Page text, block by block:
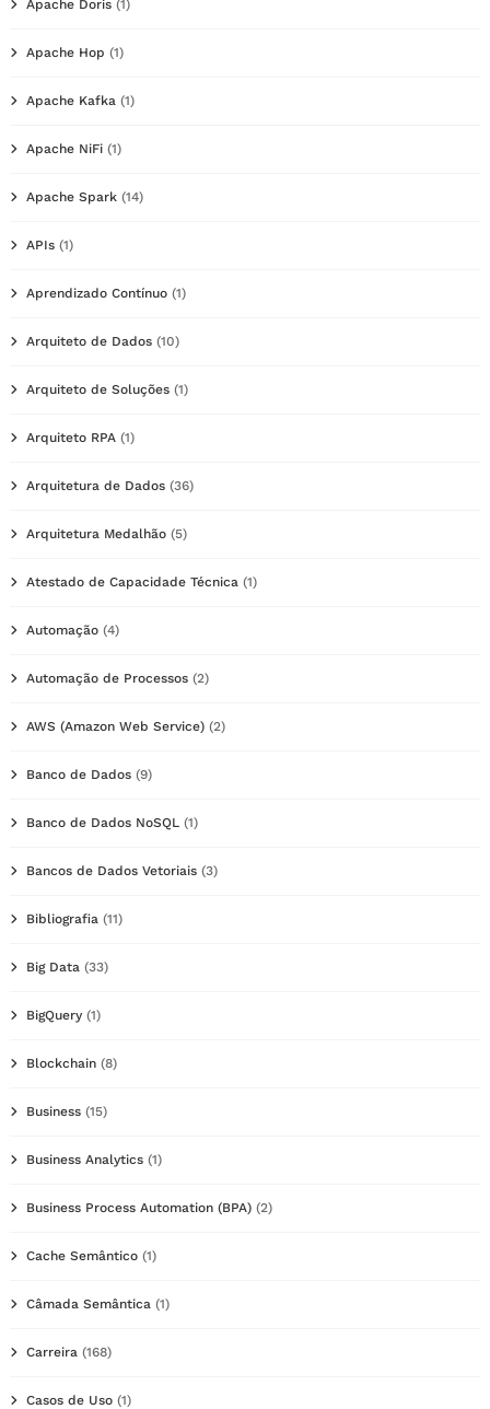
Apache Doris (1)
Apache Hop (1)
Apache Kafka (1)
Apache NiFi (1)
Apache Spark (14)
APIs (1)
Aprendizado Contínuo (1)
Arquiteto de Dados (10)
Arquiteto de Soluções (1)
Arquiteto RPA (1)
Arquitetura de Dados (36)
Arquitetura Medalhão (5)
Atestado de Capacidade Técnica (1)
Automação (4)
Automação de Processos (2)
AWS (Amazon Web Service) (2)
Banco de Dados (9)
Banco de Dados NoSQL (1)
Bancos de Dados Vetoriais (3)
Bibliografia (11)
Big Data (33)
BigQuery (1)
Blockchain (8)
Business (15)
Business Analytics (1)
Business Process Automation (BPA) (2)
Cache Semântico (1)
Câmada Semântica (1)
Carreira (168)
Casos de Uso (1)